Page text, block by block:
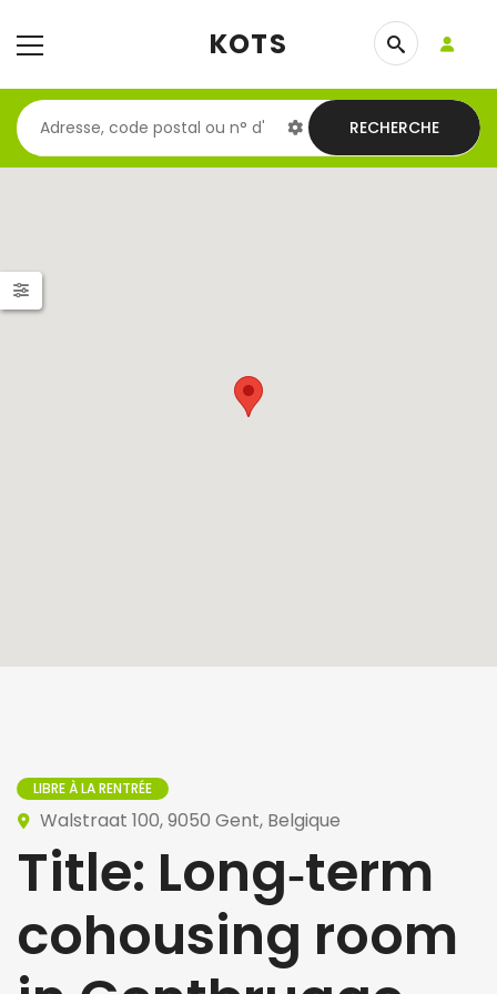
KOTS
RECHERCHE
LIBRE À LA RENTRÉE
Walstraat 100, 9050 Gent, Belgique
Title: Long‑term
cohousing room